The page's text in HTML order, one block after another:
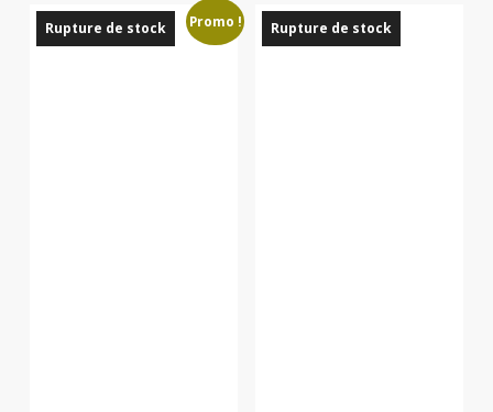
Rupture de stock Promo ! Rupture de stock